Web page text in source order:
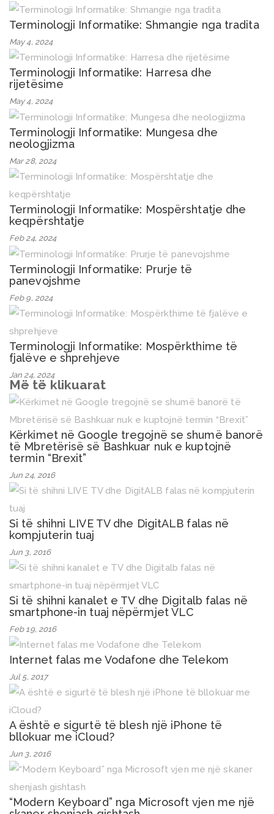
Terminologji Informatike: Shmangie nga tradita
May 4, 2024
Terminologji Informatike: Harresa dhe
rijetësime
May 4, 2024
Terminologji Informatike: Mungesa dhe
neologjizma
Mar 28, 2024
Terminologji Informatike: Mospërshtatje dhe
keqpërshtatje
Feb 24, 2024
Terminologji Informatike: Prurje të
panevojshme
Feb 9, 2024
Terminologji Informatike: Mospërkthime të
fjalëve e shprehjeve
Jan 24, 2024
Më të klikuarat
Kërkimet në Google tregojnë se shumë banorë
të Mbretërisë së Bashkuar nuk e kuptojnë
termin “Brexit”
Jun 24, 2016
Si të shihni LIVE TV dhe DigitALB falas në
kompjuterin tuaj
Jun 3, 2016
Si të shihni kanalet e TV dhe Digitalb falas në
smartphone-in tuaj nëpërmjet VLC
Feb 19, 2016
Internet falas me Vodafone dhe Telekom
Jul 5, 2017
A është e sigurtë të blesh një iPhone të
bllokuar me iCloud?
Jun 3, 2016
“Modern Keyboard” nga Microsoft vjen me një